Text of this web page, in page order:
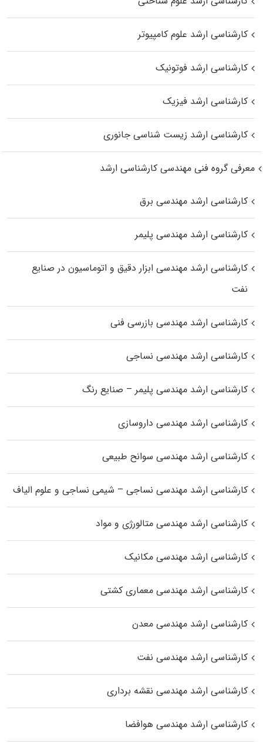
کارشناسی ارشد علوم کامپیوتر
کارشناسی ارشد فوتونیک
کارشناسی ارشد فیزیک
کارشناسی ارشد زیست‌ شناسی جانوری
معرفی گروه فنی مهندسی کارشناسی ارشد
کارشناسی ارشد مهندسی برق
کارشناسی ارشد مهندسی پلیمر
کارشناسی ارشد مهندسی ابزار دقیق و اتوماسیون در صنایع
نفت
کارشناسی ارشد مهندسی بازرسی فنی
کارشناسی ارشد مهندسی نساجی
کارشناسی ارشد مهندسی پلیمر – صنایع رنگ
کارشناسی ارشد مهندسی داروسازی
کارشناسی ارشد مهندسی سوانح طبیعی
کارشناسی ارشد مهندسی نساجی – شیمی نساجی و علوم الیاف
کارشناسی ارشد مهندسی متالورژی و مواد
کارشناسی ارشد مهندسی مکانیک
کارشناسی ارشد مهندسی معماری کشتی
کارشناسی ارشد مهندسی معدن
کارشناسی ارشد مهندسی نفت
کارشناسی ارشد مهندسی نقشه برداری
کارشناسی ارشد مهندسی هوافضا